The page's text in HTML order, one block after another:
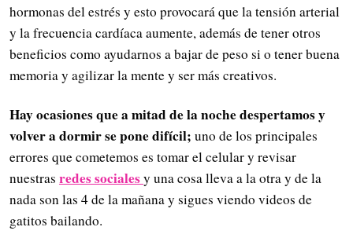
hormonas del estrés y esto provocará que la tensión arterial
y la frecuencia cardíaca aumente, además de tener otros
beneficios como ayudarnos a bajar de peso si o tener buena
memoria y agilizar la mente y ser más creativos.
Hay ocasiones que a mitad de la noche despertamos y
volver a dormir se pone difícil; uno de los principales
errores que cometemos es tomar el celular y revisar
nuestras redes socialesy una cosa lleva a la otra y de la
nada son las 4 de la mañana y sigues viendo videos de
gatitos bailando.